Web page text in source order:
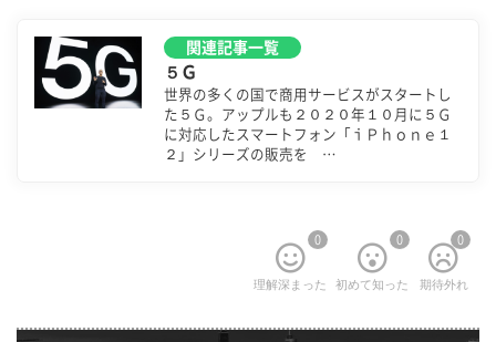
関連記事一覧
５Ｇ
世界の多くの国で商用サービスがスタートし
た５Ｇ。アップルも２０２０年１０月に５Ｇ
に対応したスマートフォン「ｉＰｈｏｎｅ１
２」シリーズの販売を …
0
理解深まった
0
初めて知った
0
期待外れ